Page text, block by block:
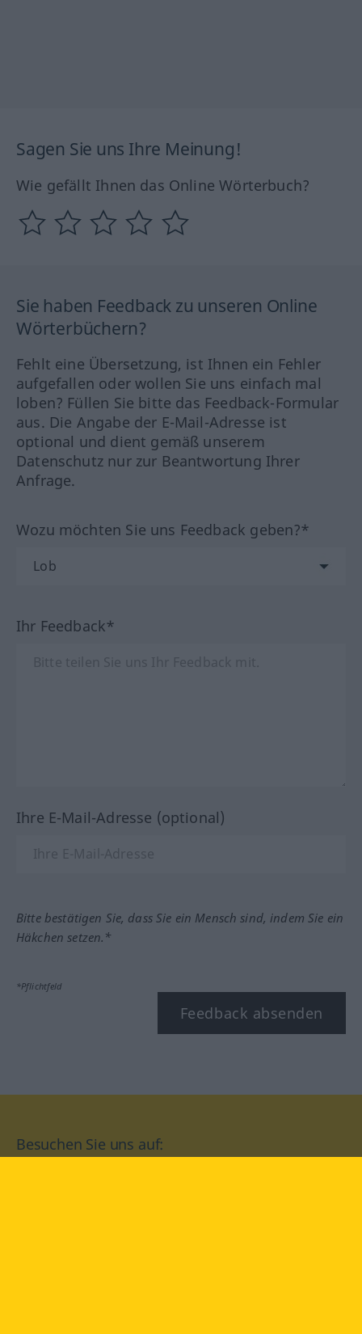
Sagen Sie uns Ihre Meinung!
Wie gefällt Ihnen das Online Wörterbuch?
Sie haben Feedback zu unseren Online
Wörterbüchern?
Fehlt eine Übersetzung, ist Ihnen ein Fehler
aufgefallen oder wollen Sie uns einfach mal
loben? Füllen Sie bitte das Feedback-Formular
aus. Die Angabe der E-Mail-Adresse ist
optional und dient gemäß unserem
Datenschutz nur zur Beantwortung Ihrer
Anfrage.
Wozu möchten Sie uns Feedback geben?*
Ihr Feedback*
Ihre E-Mail-Adresse (optional)
Bitte bestätigen Sie, dass Sie ein Mensch sind, indem Sie ein
Häkchen setzen.*
*Pflichtfeld
Feedback absenden
Besuchen Sie uns auf: